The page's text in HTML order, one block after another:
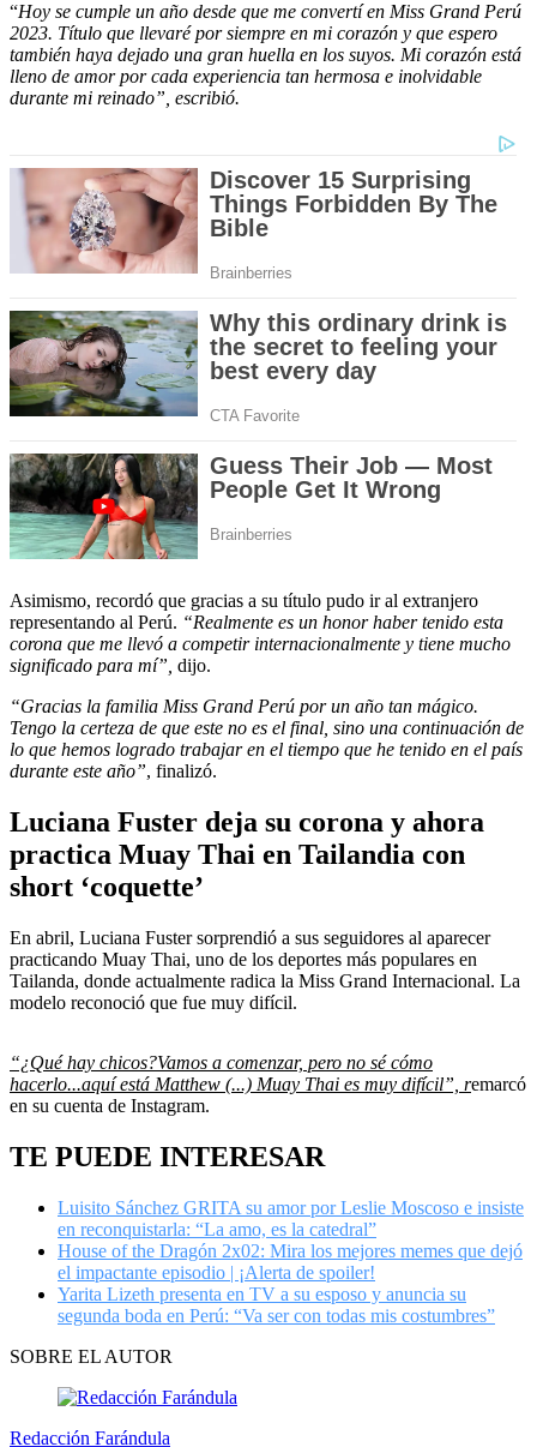
“Hoy se cumple un año desde que me convertí en Miss Grand Perú
2023. Título que llevaré por siempre en mi corazón y que espero
también haya dejado una gran huella en los suyos. Mi corazón está
lleno de amor por cada experiencia tan hermosa e inolvidable
durante mi reinado”, escribió.
Asimismo, recordó que gracias a su título pudo ir al extranjero
representando al Perú. “Realmente es un honor haber tenido esta
corona que me llevó a competir internacionalmente y tiene mucho
significado para mí”, dijo.
“Gracias la familia Miss Grand Perú por un año tan mágico.
Tengo la certeza de que este no es el final, sino una continuación de
lo que hemos logrado trabajar en el tiempo que he tenido en el país
durante este año”, finalizó.
Luciana Fuster deja su corona y ahora
practica Muay Thai en Tailandia con
short ‘coquette’
En abril, Luciana Fuster sorprendió a sus seguidores al aparecer
practicando Muay Thai, uno de los deportes más populares en
Tailanda, donde actualmente radica la Miss Grand Internacional. La
modelo reconoció que fue muy difícil.
“¿Qué hay chicos?Vamos a comenzar, pero no sé cómo
hacerlo...aquí está Matthew (...) Muay Thai es muy difícil”, remarcó
en su cuenta de Instagram.
TE PUEDE INTERESAR
Luisito Sánchez GRITA su amor por Leslie Moscoso e insiste
en reconquistarla: “La amo, es la catedral”
House of the Dragón 2x02: Mira los mejores memes que dejó
el impactante episodio | ¡Alerta de spoiler!
Yarita Lizeth presenta en TV a su esposo y anuncia su
segunda boda en Perú: “Va ser con todas mis costumbres”
SOBRE EL AUTOR
Redacción Farándula